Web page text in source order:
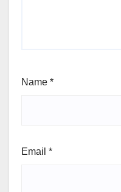
Name *
Email *